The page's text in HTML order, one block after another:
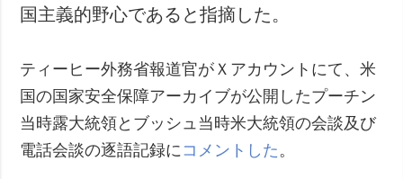
国主義的野心であると指摘した。
ティーヒー外務省報道官がＸアカウントにて、米
国の国家安全保障アーカイブが公開したプーチン
当時露大統領とブッシュ当時米大統領の会談及び
電話会談の逐語記録にコメントした。